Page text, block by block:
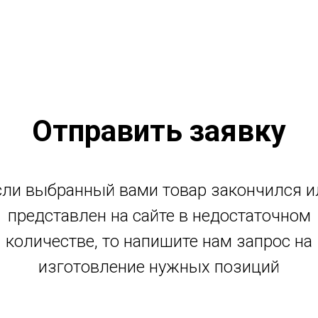
Отправить заявку
выбранный вами товар закончился
представлен на сайте в недостаточном
количестве, то напишите нам запрос на
изготовление нужных позиций